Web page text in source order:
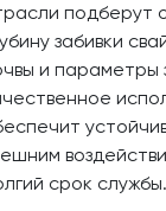
подберут
забивки
и параметры
срок службы.